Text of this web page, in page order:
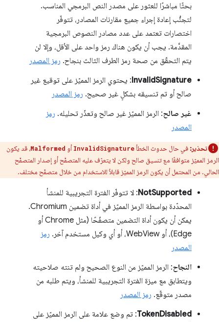
بحثًا مباشرًا للعثور على مصدر النص البرمجي المناسب.
لتجنُّب إعادة إجراء جميع مقارنات المصادر، تتوفّر
اختصارات تعتمد على عدد مصادر النصوص البرمجية
المقدَّمة. يجب أن يكون هناك رمز واحد على الأقل، وإلا لن
يتم التحقّق من صحة رمز الطرف الثالث بنجاح. رمز المصدر
InvalidSignature: يحتوي الرمز المميّز على توقيع غير
صالح أو تم تنسيقه بشكلٍ غير صحيح. رمز المصدر
غير صالح: الرمز المميّز غير صالح وتعذّر تحليله. رمز
المصدر
تحذير: في حال حدوث الخطأ InvalidSignature أو Malformed، قد يكون
الرمز المميّز متوافقًا مع تنسيق صالح ولكن لا يتعرّف عليه المتصفّح أو إصدار المتصفّح
الحالي. من المحتمل أن يكون الرمز المميّز قابلاً للاستخدام من خلال متصفّح مختلف.
NotSupported: لا تتوفّر الفترة التجريبية للمنشأ
المحدّدة بواسطة الرمز المميّز في أداة تضمين Chromium.
يمكن أن يكون أداة التضمين متصفّحًا (مثل Chrome أو
Edge)، أو WebView، أو أي وكيل مستخدم آخر.
رمز
المصدر
النجاح: الرمز المميّز من النوع الصحيح ولم تنته صلاحيته
ويتطابق مع ميزة الفترة التجريبية للمنشأ، ويتم طلبه من
مصدر متوقّع. رمز المصدر
TokenDisabled: تم وضع علامة على الرمز المميّز على